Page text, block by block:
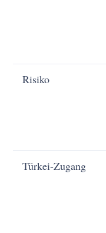
Risiko
Türkei-Zugang